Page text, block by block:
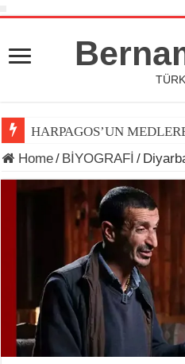
HARPAGOS’UN
Home/ BİYOGRAFİ /